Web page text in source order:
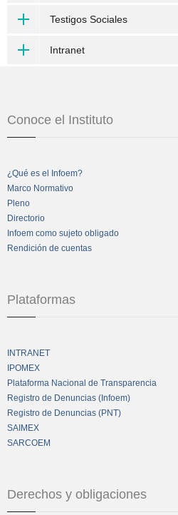
Testigos Sociales
Intranet
Conoce el Instituto
¿Qué es el Infoem?
Marco Normativo
Pleno
Directorio
Infoem como sujeto obligado
Rendición de cuentas
Plataformas
INTRANET
IPOMEX
Plataforma Nacional de Transparencia
Registro de Denuncias (Infoem)
Registro de Denuncias (PNT)
SAIMEX
SARCOEM
Derechos y obligaciones